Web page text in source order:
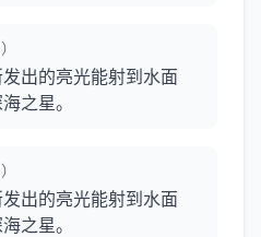
出的亮光能射到水面
之星。
出的亮光能射到水面
之星。